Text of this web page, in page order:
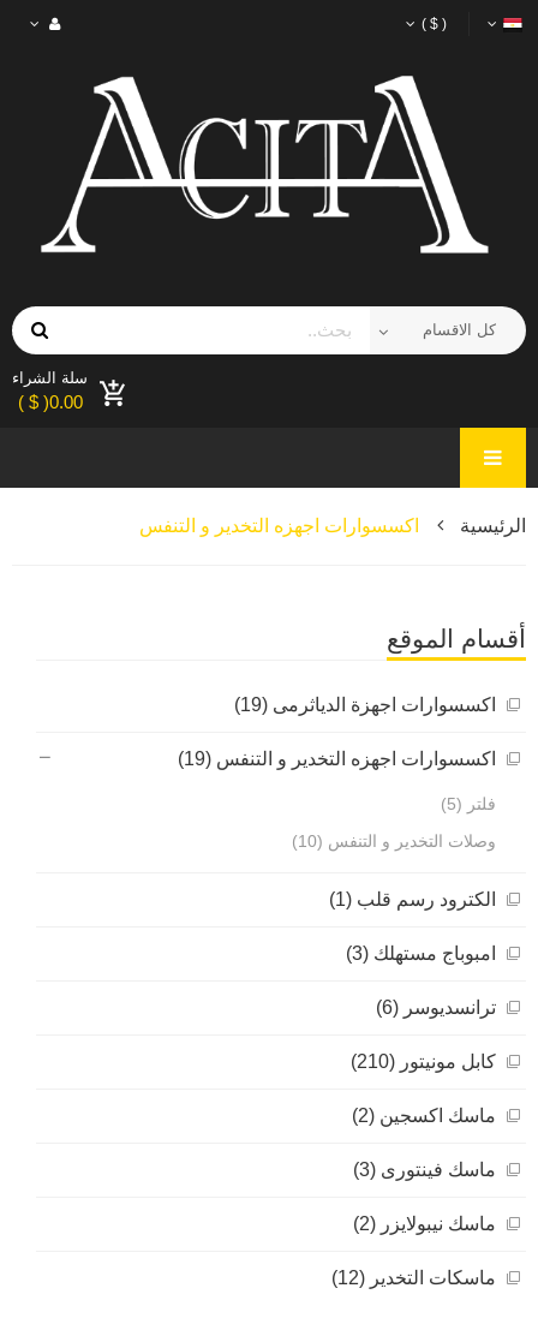
( $ )
سلة الشراء
0.00( $ )
الرئيسية اكسسوارات اجهزه التخدير و التنفس
أقسام الموقع
اكسسوارات اجهزة الدياثرمى (19)
اكسسوارات اجهزه التخدير و التنفس (19)
فلتر (5)
وصلات التخدير و التنفس (10)
الكترود رسم قلب (1)
امبوباج مستهلك (3)
ترانسديوسر (6)
كابل مونيتور (210)
ماسك اكسجين (2)
ماسك فينتورى (3)
ماسك نيبولايزر (2)
ماسكات التخدير (12)